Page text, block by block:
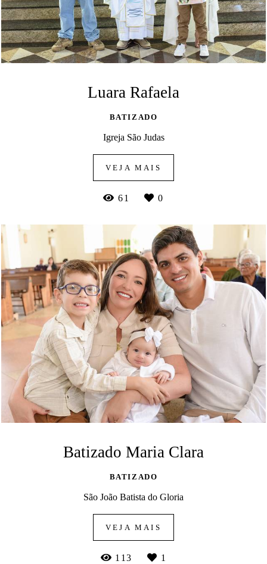
Luara Rafaela
BATIZADO
Igreja São Judas
VEJA MAIS
61 0
Batizado Maria Clara
BATIZADO
São João Batista do Gloria
VEJA MAIS
113 1